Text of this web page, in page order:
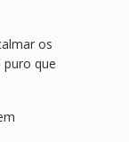
os
que